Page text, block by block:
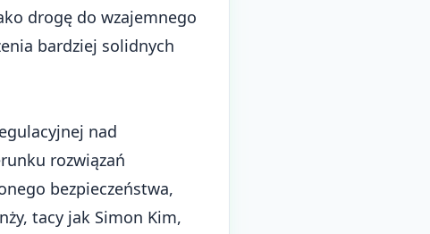
drogę do wzajemnego
bardziej solidnych
nad
rozwiązań
bezpieczeństwa,
tacy jak Simon Kim,